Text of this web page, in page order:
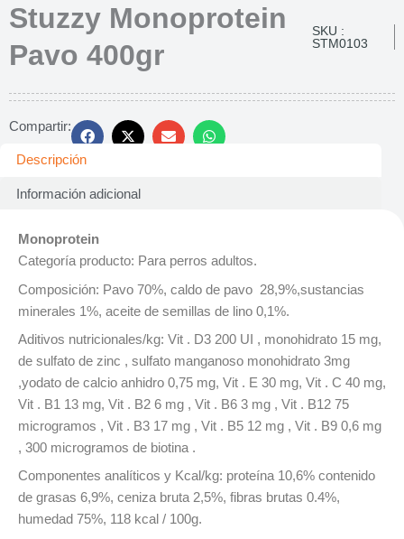
Stuzzy Monoprotein
Pavo 400gr
SKU :
STM0103
Compartir:
Descripción
Información adicional
Monoprotein
Categoría producto: Para perros adultos.
Composición: Pavo 70%, caldo de pavo 28,9%,sustancias
minerales 1%, aceite de semillas de lino 0,1%.
Aditivos nutricionales/kg: Vit . D3 200 UI , monohidrato 15 mg,
de sulfato de zinc , sulfato manganoso monohidrato 3mg
,yodato de calcio anhidro 0,75 mg, Vit . E 30 mg, Vit . C 40 mg,
Vit . B1 13 mg, Vit . B2 6 mg , Vit . B6 3 mg , Vit . B12 75
microgramos , Vit . B3 17 mg , Vit . B5 12 mg , Vit . B9 0,6 mg
, 300 microgramos de biotina .
Componentes analíticos y Kcal/kg: proteína 10,6% contenido
de grasas 6,9%, ceniza bruta 2,5%, fibras brutas 0.4%,
humedad 75%, 118 kcal / 100g.